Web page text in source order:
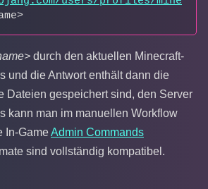
durch den aktuellen Minecraft-
und die Antwort enthält dann die
Dateien gespeichert sind, den Server
kann man im manuellen Workflow
In-GameAdmin Commands
sind vollständig kompatibel.